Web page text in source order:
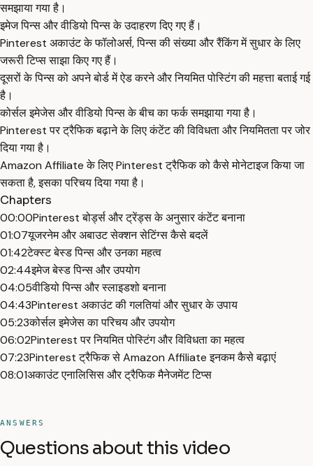
समझाया गया है।
इमेज पिन्स और वीडियो पिन्स के उदाहरण दिए गए हैं।
Pinterest अकाउंट के फॉलोअर्स, पिन्स की संख्या और रैंकिंग में सुधार के लिए
जरूरी टिप्स साझा किए गए हैं।
दूसरों के पिन्स को अपने बोर्ड में ऐड करने और नियमित पोस्टिंग की महत्ता बताई गई
है।
कोर्सल इमेजेस और वीडियो पिन्स के बीच का फर्क समझाया गया है।
Pinterest पर ट्रैफिक बढ़ाने के लिए कंटेंट की विविधता और नियमितता पर जोर
दिया गया है।
Amazon Affiliate के लिए Pinterest ट्रैफिक को कैसे मोनेटाइज किया जा
सकता है, इसका परिचय दिया गया है।
Chapters
00:00Pinterest बोर्ड्स और ट्रेंड्स के अनुसार कंटेंट बनाना
01:07यूजरनेम और अबाउट सेक्शन सेटिंग्स कैसे बदलें
01:42टेक्स्ट बेस्ड पिन्स और उनका महत्व
02:44इमेज बेस्ड पिन्स और उपयोग
04:05वीडियो पिन्स और स्लाइडशो बनाना
04:43Pinterest अकाउंट की गलतियां और सुधार के उपाय
05:23कोर्सल इमेजेस का परिचय और उपयोग
06:02Pinterest पर नियमित पोस्टिंग और विविधता का महत्व
07:23Pinterest ट्रैफिक से Amazon Affiliate इनकम कैसे बढ़ाएं
08:01अकाउंट एनालिसिस और ट्रैफिक मैनेजमेंट टिप्स
ANSWERS
Questions about this video